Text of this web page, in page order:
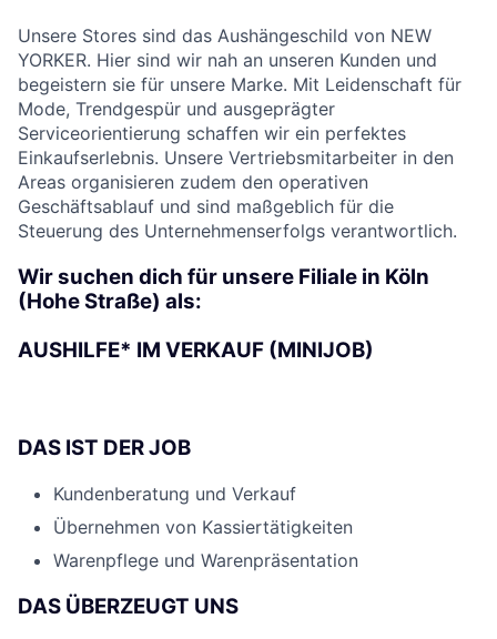
Unsere Stores sind das Aushängeschild von NEW
YORKER. Hier sind wir nah an unseren Kunden und
begeistern sie für unsere Marke. Mit Leidenschaft für
Mode, Trendgespür und ausgeprägter
Serviceorientierung schaffen wir ein perfektes
Einkaufserlebnis. Unsere Vertriebsmitarbeiter in den
Areas organisieren zudem den operativen
Geschäftsablauf und sind maßgeblich für die
Steuerung des Unternehmenserfolgs verantwortlich.
Wir suchen dich für unsere Filiale in Köln
(Hohe Straße) als:
AUSHILFE* IM VERKAUF (MINIJOB)
DAS IST DER JOB
Kundenberatung und Verkauf
Übernehmen von Kassiertätigkeiten
Warenpflege und Warenpräsentation
DAS ÜBERZEUGT UNS